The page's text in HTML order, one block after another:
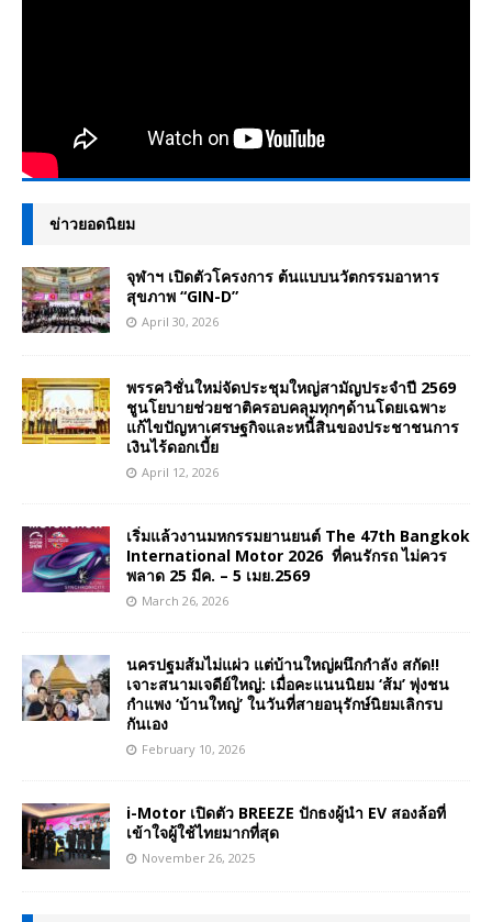
ข่าวยอดนิยม
จุฬาฯ เปิดตัวโครงการ ต้นแบบนวัตกรรมอาหาร
สุขภาพ “GIN-D”
April 30, 2026
พรรควิชั่นใหม่จัดประชุมใหญ่สามัญประจำปี 2569
ชูนโยบายช่วยชาติครอบคลุมทุกๆด้านโดยเฉพาะ
แก้ไขปัญหาเศรษฐกิจและหนี้สินของประชาชนการ
เงินไร้ดอกเบี้ย
April 12, 2026
เริ่มแล้วงานมหกรรมยานยนต์ The 47th Bangkok
International Motor 2026 ที่คนรักรถ ไม่ควร
พลาด 25 มีค. – 5 เมย.2569
March 26, 2026
นครปฐมส้มไม่แผ่ว แต่บ้านใหญ่ผนึกกำลัง สกัด!!
เจาะสนามเจดีย์ใหญ่: เมื่อคะแนนนิยม ‘ส้ม’ พุ่งชน
กำแพง ‘บ้านใหญ่’ ในวันที่สายอนุรักษ์นิยมเลิกรบ
กันเอง
February 10, 2026
i-Motor เปิดตัว BREEZE ปักธงผู้นำ EV สองล้อที่
เข้าใจผู้ใช้ไทยมากที่สุด
November 26, 2025